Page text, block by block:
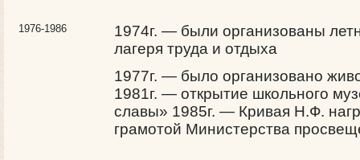
1976-1986
1974г. — были организованы
лагеря труда и отдыха
1977г. — было организовано
1981г. — открытие школьного
славы» 1985г. — Кривая Н.Ф.
грамотой Министерства